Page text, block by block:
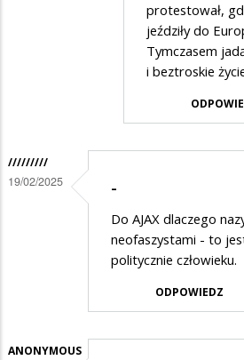
protestował,
jeździły do
Tymczasem
i beztroskie
/////////
19/02/2025 -
Do AJAX dlaczego
neofaszystami - to
politycznie człowieku.
ODPOWIEDZ
ANONYMOUS